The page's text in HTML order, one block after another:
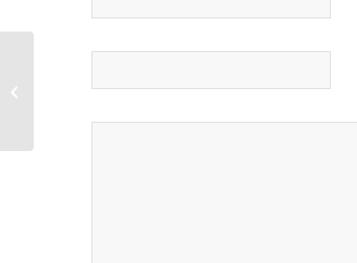
sábado 9 de diciembre.